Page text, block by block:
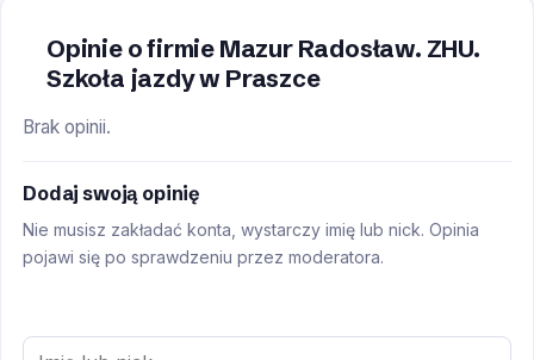
Opinie o firmie Mazur Radosław. ZHU.
Szkoła jazdy w Praszce
Brak opinii.
Dodaj swoją opinię
Nie musisz zakładać konta, wystarczy imię lub nick. Opinia
pojawi się po sprawdzeniu przez moderatora.